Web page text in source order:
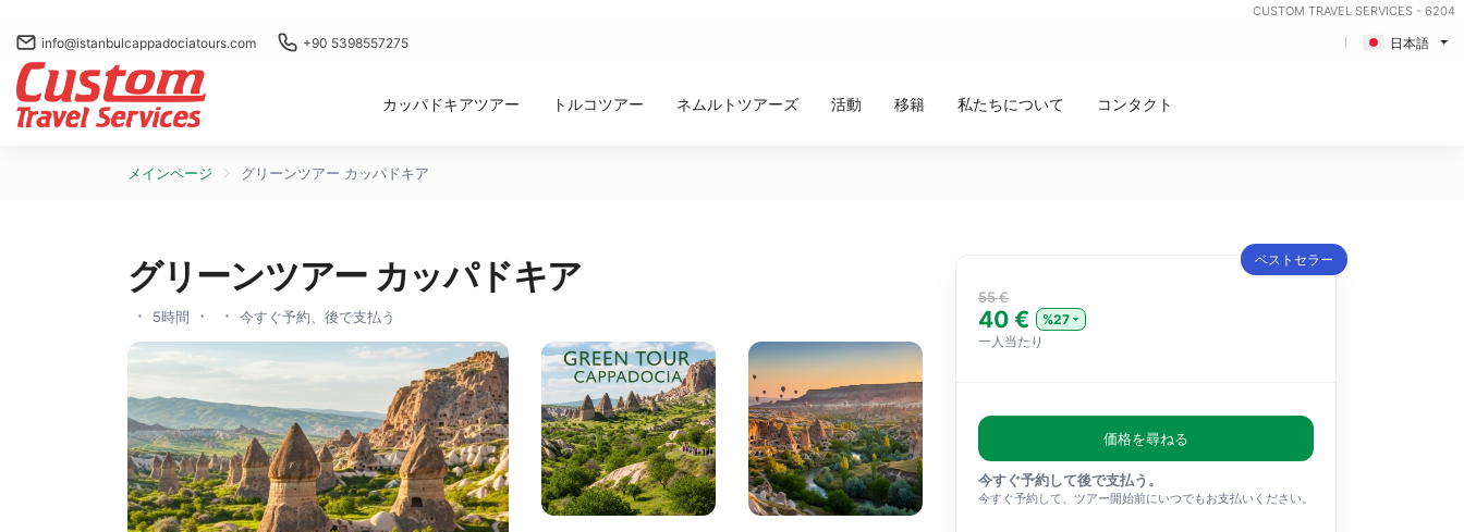
CUSTOM TRAVEL SERVICES - 6204
info@istanbulcappadociatours.com +90 5398557275 日本語
カッパドキアツアー トルコツアー ネムルトツアーズ 活動 移籍 私たちについて コンタクト
メインページ グリーンツアー カッパドキア
グリーンツアー カッパドキア
5時間 今すぐ予約、後で支払う
ベストセラー
55 €
40 €
%27
一人当たり
価格を尋ねる
今すぐ予約して後で支払う。
今すぐ予約して、ツアー開始前にいつでもお支払いください。